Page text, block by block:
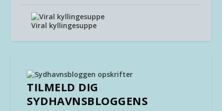
Viral kyllingesuppe
TILMELD DIG
SYDHAVNSBLOGGENS